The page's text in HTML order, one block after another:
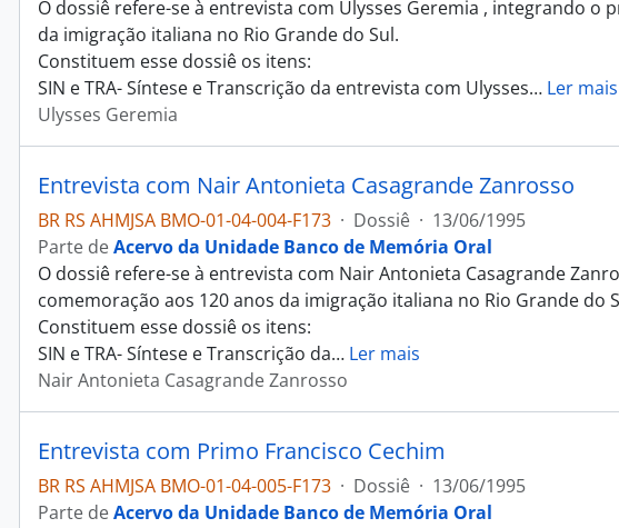
O dossiê refere-se à entrevista com Ulysses Geremia , integrando o
da imigração italiana no Rio Grande do Sul.
Constituem esse dossiê os itens:
SIN e TRA- Síntese e Transcrição da entrevista com Ulysses… Ler mais
Ulysses Geremia
Entrevista com Nair Antonieta Casagrande Zanrosso
BR RS AHMJSA BMO-01-04-004-F173 · Dossiê · 13/06/1995
Parte deAcervo da Unidade Banco de Memória Oral
O dossiê refere-se à entrevista com Nair Antonieta Casagrande
comemoração aos 120 anos da imigração italiana no Rio Grande do
Constituem esse dossiê os itens:
SIN e TRA- Síntese e Transcrição da… Ler mais
Nair Antonieta Casagrande Zanrosso
Entrevista com Primo Francisco Cechim
BR RS AHMJSA BMO-01-04-005-F173 · Dossiê · 13/06/1995
Parte deAcervo da Unidade Banco de Memória Oral